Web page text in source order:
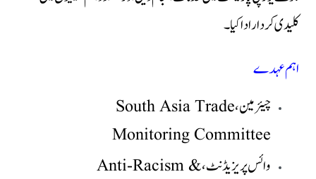
کلیدی کردار ادا کیا۔
اہم عہدے
چیئرمین، South Asia Trade
Monitoring Committee
وائس پریزیڈنٹ، Anti-Racism &